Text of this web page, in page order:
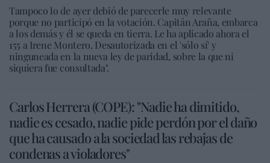
Tampoco lo de ayer debió de parecerle muy relevante
porque no participó en la votación. Capitán Araña, embarca
a los demás y él se queda en tierra. Le ha aplicado ahora el
155 a Irene Montero. Desautorizada en el 'sólo sí' y
ninguneada en la nueva ley de paridad, sobre la que ni
siquiera fue consultada".
Carlos Herrera (COPE): "Nadie ha dimitido,
nadie es cesado, nadie pide perdón por el daño
que ha causado a la sociedad las rebajas de
condenas a violadores"